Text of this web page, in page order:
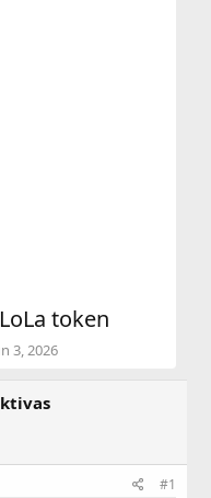
token
3, 2026
#1